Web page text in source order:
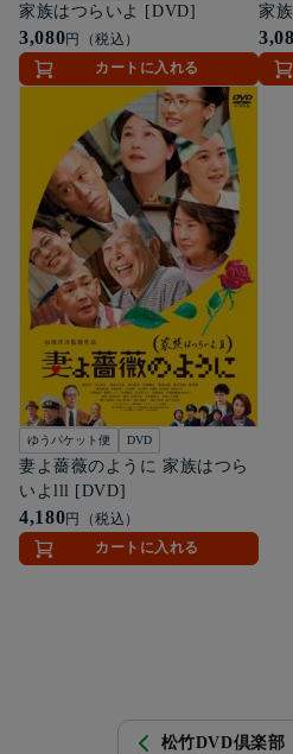
家族はつらいよ [DVD]
3,080円（税込）
カートに入れる
家
ゆうパケット便 DVD
妻よ薔薇のように 家族はつら
いよlll [DVD]
4,180円（税込）
カートに入れる
松竹DVD倶楽部